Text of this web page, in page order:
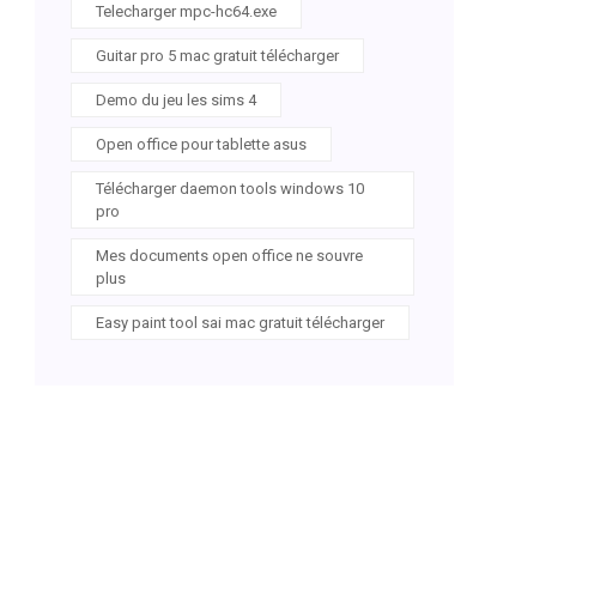
Telecharger mpc-hc64.exe
Guitar pro 5 mac gratuit télécharger
Demo du jeu les sims 4
Open office pour tablette asus
Télécharger daemon tools windows 10
pro
Mes documents open office ne souvre
plus
Easy paint tool sai mac gratuit télécharger